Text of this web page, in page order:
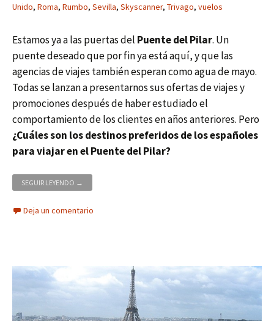
Unido, Roma, Rumbo, Sevilla, Skyscanner, Trivago, vuelos
Estamos ya a las puertas del Puente del Pilar. Un
puente deseado que por fin ya está aquí, y que las
agencias de viajes también esperan como agua de mayo.
Todas se lanzan a presentarnos sus ofertas de viajes y
promociones después de haber estudiado el
comportamiento de los clientes en años anteriores. Pero
¿Cuáles son los destinos preferidos de los españoles
para viajar en el Puente del Pilar?
SEGUIR LEYENDO DESTINOS PARA EL PUENTE DEL PILAR
→
Deja un comentario